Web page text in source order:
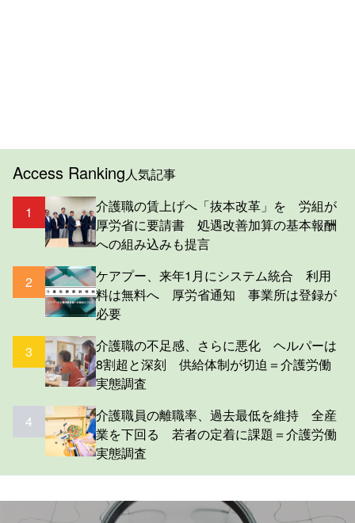
Access Ranking人気記事
1
介護職の賃上げへ「抜本改革」を 労組が
厚労省に要請書 処遇改善加算の基本報酬
への組み込みも提言
2
ケアプー、来年1月にシステム統合 利用
料は無料へ 厚労省通知 事業所は登録が
必要
3
介護職の不足感、さらに悪化 ヘルパーは
8割超と深刻 供給体制が切迫＝介護労働
実態調査
4
介護職員の離職率、過去最低を維持 全産
業を下回る 若者の定着に課題＝介護労働
実態調査